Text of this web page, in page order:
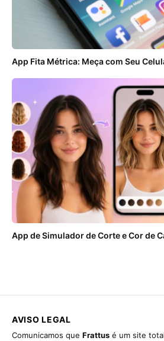
App Fita Métrica: Meça com Seu
App de Simulador de Corte e Cor de
AVISO LEGAL
Comunicamos que Frattus é um site